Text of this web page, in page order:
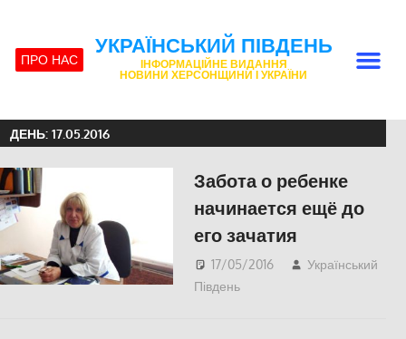
ПРО НАС
УКРАЇНСЬКИЙ ПІВДЕНЬ
ІНФОРМАЦІЙНЕ ВИДАННЯ
НОВИНИ ХЕРСОНЩИНИ І УКРАЇНИ
ДЕНЬ:17.05.2016
Забота о ребенке
начинается ещё до
его зачатия
17/05/2016
Український
Південь